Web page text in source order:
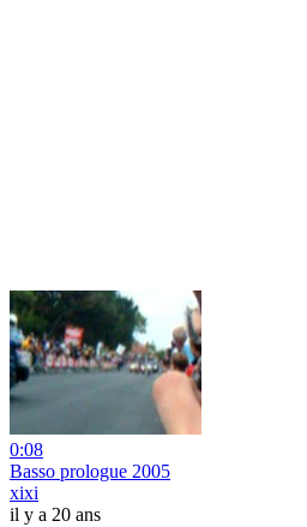
0:08
Basso prologue 2005
xixi
il y a 20 ans